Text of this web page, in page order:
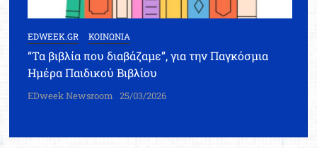
EDWEEK.GR ΚΟΙΝΩΝΙΑ
“Τα βιβλία που διαβάζαμε”, για την Παγκόσμια
Ημέρα Παιδικού Βιβλίου
EDweek Newsroom 25/03/2026